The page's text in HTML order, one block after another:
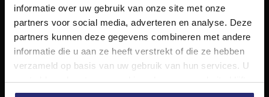
informatie over uw gebruik van onze site met onze
partners voor social media, adverteren en analyse. Deze
partners kunnen deze gegevens combineren met andere
informatie die u aan ze heeft verstrekt of die ze hebben
verzameld op basis van uw gebruik van hun services. U
gaat akkoord met onze cookies als u onze website blijft
gebruiken.
Volg ons op
Diensten